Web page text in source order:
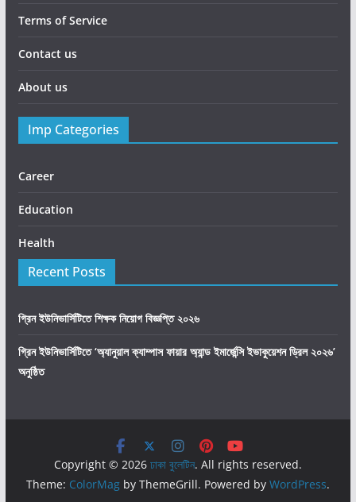
Terms of Service
Contact us
About us
Imp Categories
Career
Education
Health
Recent Posts
গ্রিন ইউনিভার্সিটিতে শিক্ষক নিয়োগ বিজ্ঞপ্তি ২০২৬
গ্রিন ইউনিভার্সিটিতে ‘অ্যানুয়াল ক্যাম্পাস ফায়ার অ্যান্ড ইমার্জেন্সি ইভাকুয়েশন ড্রিল ২০২৬’
অনুষ্ঠিত
Copyright © 2026 ঢাকা বুলেটিন. All rights reserved.
Theme: ColorMagby ThemeGrill. Powered by WordPress.